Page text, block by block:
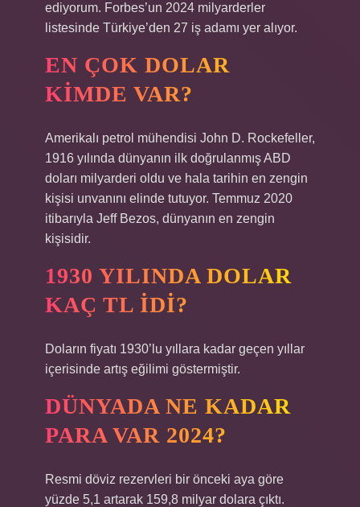
ediyorum. Forbes’un 2024 milyarderler
listesinde Türkiye’den 27 iş adamı yer alıyor.
EN ÇOK DOLAR
KIMDE VAR?
Amerikalı petrol mühendisi John D. Rockefeller,
1916 yılında dünyanın ilk doğrulanmış ABD
doları milyarderi oldu ve hala tarihin en zengin
kişisi unvanını elinde tutuyor. Temmuz 2020
itibarıyla Jeff Bezos, dünyanın en zengin
kişisidir.
1930 YILINDA DOLAR
KAÇ TL IDI?
Doların fiyatı 1930’lu yıllara kadar geçen yıllar
içerisinde artış eğilimi göstermiştir.
DÜNYADA NE KADAR
PARA VAR 2024?
Resmi döviz rezervleri bir önceki aya göre
yüzde 5,1 artarak 159,8 milyar dolara çıktı.